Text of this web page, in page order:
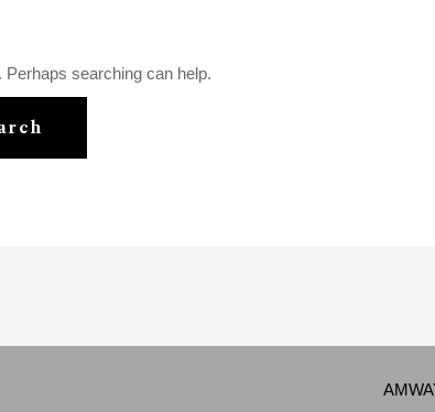
Perhaps searching can help.